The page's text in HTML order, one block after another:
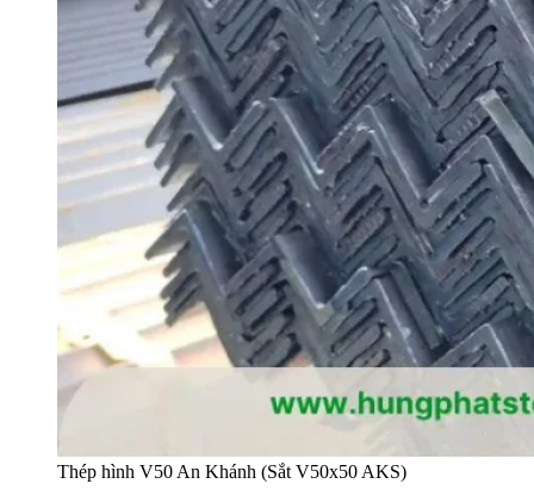
Thép hình V50 An Khánh (Sắt V50x50 AKS)